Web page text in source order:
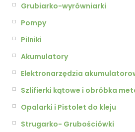
Grubiarko-wyrówniarki
Pompy
Pilniki
Akumulatory
Elektronarzędzia
Szlifierki kątowe i obróbka
Opalarki i Pistolet do kleju
Strugarko- Grubościówki